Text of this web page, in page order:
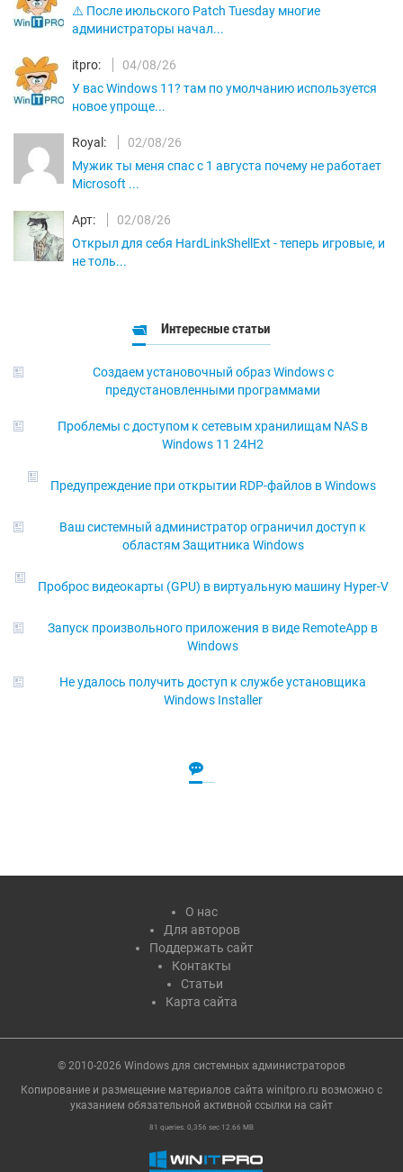
⚠️ После июльского Patch Tuesday многие
администраторы начал...
itpro:
04/08/26
У вас Windows 11? там по умолчанию используется
новое упроще...
Royal:
02/08/26
Мужик ты меня спас с 1 августа почему не работает
Microsoft ...
Арт:
02/08/26
Открыл для себя HardLinkShellExt - теперь игровые, и
не толь...
Интересные статьи
Создаем установочный образ Windows с
предустановленными программами
Проблемы с доступом к сетевым хранилищам NAS в
Windows 11 24H2
Предупреждение при открытии RDP-файлов в Windows
Ваш системный администратор ограничил доступ к
областям Защитника Windows
Проброс видеокарты (GPU) в виртуальную машину Hyper-V
Запуск произвольного приложения в виде RemoteApp в
Windows
Не удалось получить доступ к службе установщика
Windows Installer
О нас
Для авторов
Поддержать сайт
Контакты
Статьи
Карта сайта
© 2010-2026 Windows для системных администраторов
Копирование и размещение материалов сайта winitpro.ru возможно с
указанием обязательной активной ссылки на cайт
81 queries. 0,356 sec 12.66 MB